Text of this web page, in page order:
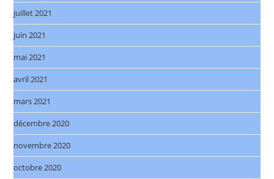
juillet 2021
juin 2021
mai 2021
avril 2021
mars 2021
décembre 2020
novembre 2020
octobre 2020